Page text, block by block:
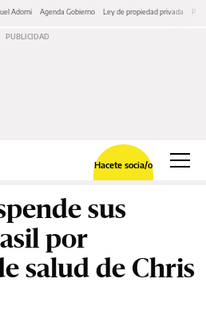
Adorni Agenda Gobierno Ley de propiedad privada
Hacete socia/o
sus
por
salud de Chris